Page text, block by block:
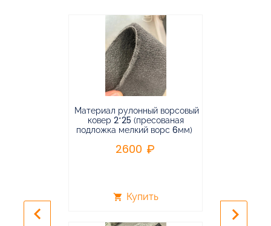
Материал рулонный ворсовый
ковер 2*25 (пресованая
подложка мелкий ворс 6мм)
2600
shopping_cart Купить
keyboard_arrow_left keyboard_arrow_right